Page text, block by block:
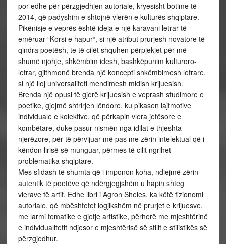
por edhe për përzgjedhjen autoriale, kryesisht botime të
2014, që padyshim e shtojnë vlerën e kulturës shqiptare.
Pikënisje e veprës është ideja e një karavani letrar të
emëruar “Korsi e hapur“, si një atribut prurjesh novatore të
qindra poetësh, te të cilët shquhen përpjekjet për më
shumë njohje, shkëmbim idesh, bashkëpunim kulturoro-
letrar, gjithmonë brenda një koncepti shkëmbimesh letrare,
si një lloj universaliteti mendimesh midish krijuesish.
Brenda një opusi të gjerë krijuesish e veprash studimore e
poetike, gjejmë shtrirjen lëndore, ku pikasen lajtmotive
individuale e kolektive, që përkapin vlera jetësore e
kombëtare, duke pasur nismën nga idilat e thjeshta
njerëzore, për të përvijuar më pas me zërin intelektual që i
këndon lirisë së munguar, përmes të cilit ngrihet
problematika shqiptare.
Mes sfidash të shumta që i imponon koha, ndiejmë zërin
autentik të poetëve që ndërgjegjshëm u hapin shteg
vlerave të artit. Edhe libri i Agron Sheles, ka këtë fizionomi
autoriale, që mbështetet logjikshëm në prurjet e krijuesve,
me larmi tematike e gjetje artistike, përherë me mjeshtërinë
e individualitetit ndjesor e mjeshtërisë së stilit e stilistikës së
përzgjedhur.